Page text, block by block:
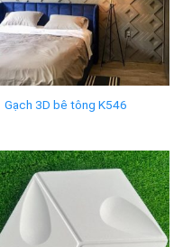
Gạch 3D bê tông K546